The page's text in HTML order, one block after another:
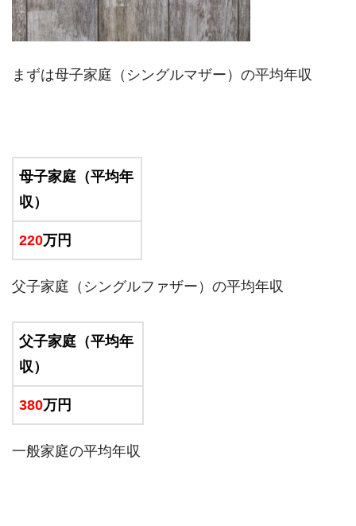
まずは母子家庭（シングルマザー）の平均年収
母子家庭（平均年
収）
220万円
父子家庭（シングルファザー）の平均年収
父子家庭（平均年
収）
380万円
一般家庭の平均年収